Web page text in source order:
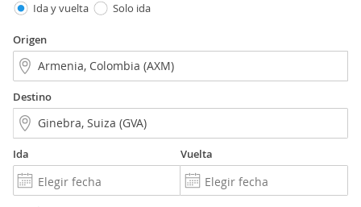
Ida y vuelta Solo ida
Origen
Destino
Ida Vuelta